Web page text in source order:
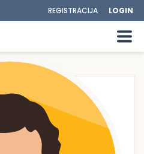
REGISTRACIJA LOGIN